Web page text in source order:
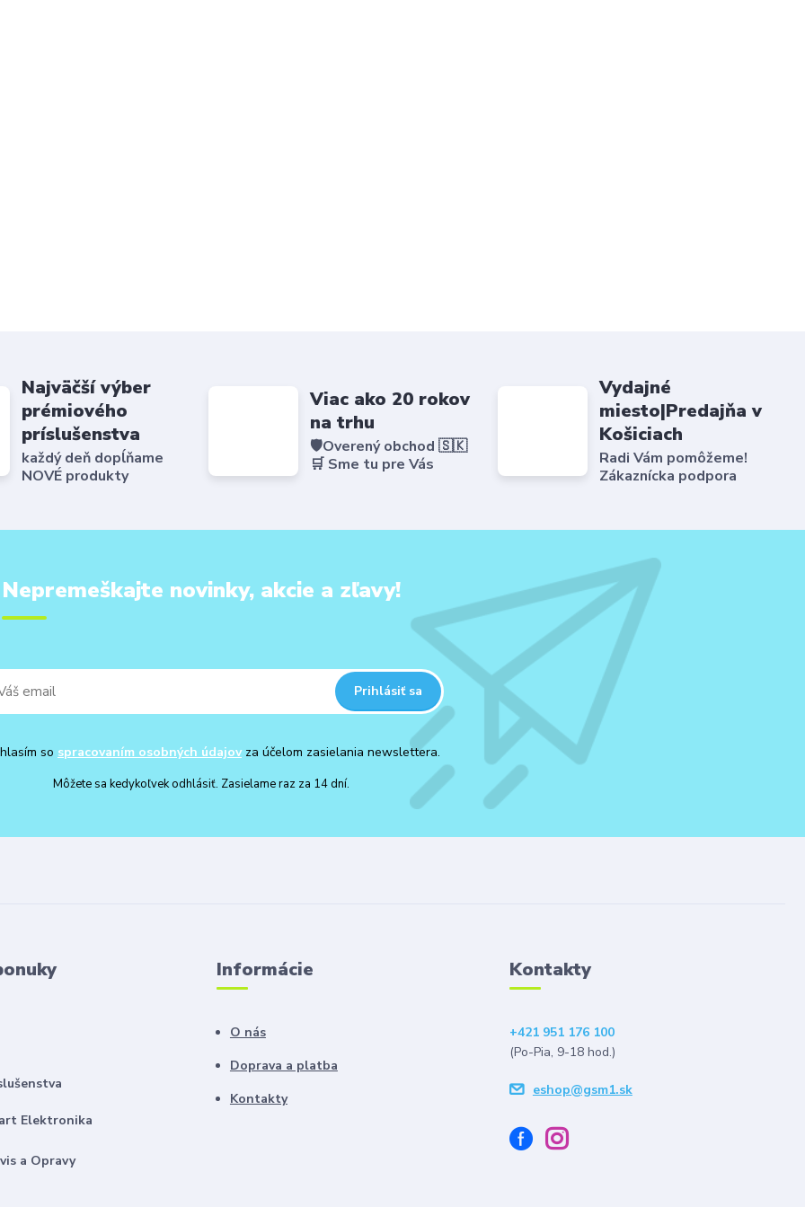
Najväčší výber
prémiového
príslušenstva
každý deň dopĺňame
NOVÉ produkty
Viac ako 20 rokov
na trhu
🛡️Overený obchod 🇸🇰
🛒 Sme tu pre Vás
Vydajné
miesto|Predajňa v
Košiciach
Radi Vám pomôžeme!
Zákaznícka podpora
Nepremeškajte novinky, akcie a zľavy!
Prihlásiť sa
so spracovaním osobných údajovza účelom zasielania newslettera.
Môžete sa kedykoľvek odhlásiť. Zasielame raz za 14 dní.
Elektronika
a Opravy
Informácie
O nás
Doprava a platba
Kontakty
Kontakty
+421 951 176 100
(Po-Pia, 9-18 hod.)
eshop@gsm1.sk